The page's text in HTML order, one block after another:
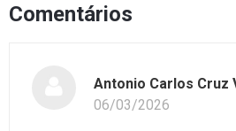
Comentários
Antonio Carlos Cruz
06/03/2026